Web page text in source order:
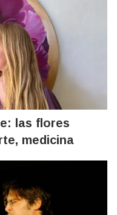
las flores
medicina